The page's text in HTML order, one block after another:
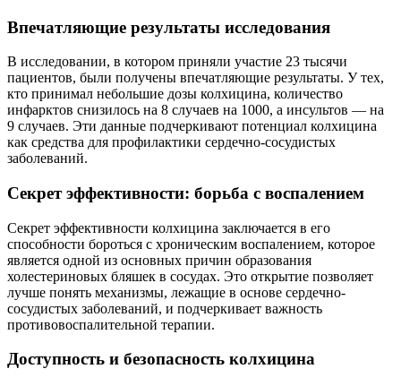
Впечатляющие результаты исследования
В исследовании, в котором приняли участие 23 тысячи
пациентов, были получены впечатляющие результаты. У тех,
кто принимал небольшие дозы колхицина, количество
инфарктов снизилось на 8 случаев на 1000, а инсультов — на
9 случаев. Эти данные подчеркивают потенциал колхицина
как средства для профилактики сердечно-сосудистых
заболеваний.
Секрет эффективности: борьба с воспалением
Секрет эффективности колхицина заключается в его
способности бороться с хроническим воспалением, которое
является одной из основных причин образования
холестериновых бляшек в сосудах. Это открытие позволяет
лучше понять механизмы, лежащие в основе сердечно-
сосудистых заболеваний, и подчеркивает важность
противовоспалительной терапии.
Доступность и безопасность колхицина